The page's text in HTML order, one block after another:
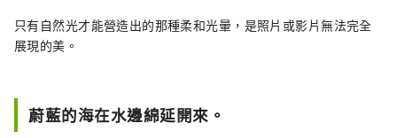
只有自然光才能營造出的那種柔和光暈，是照片或影片無法完全
展現的美。
蔚藍的海在水邊綿延開來。